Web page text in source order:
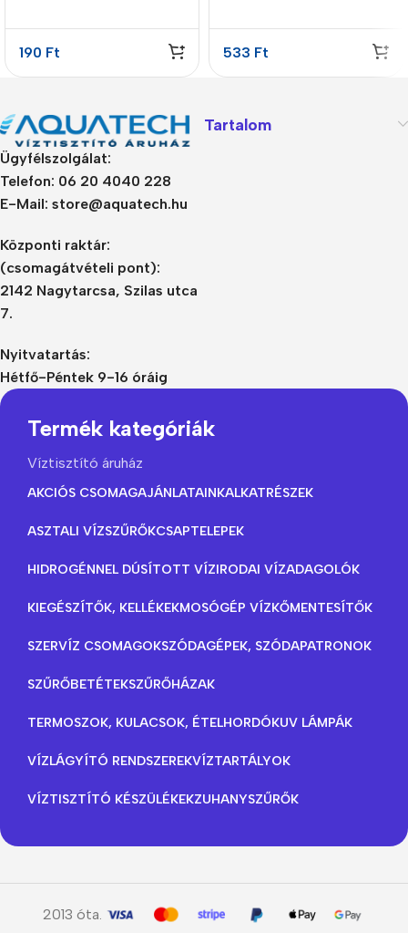
190 Ft 533 Ft
Ügyfélszolgálat:
Telefon: 06 20 4040 228
E-Mail: store@aquatech.hu
Központi raktár:
(csomagátvételi pont):
2142 Nagytarcsa, Szilas utca
7.
Nyitvatartás:
Hétfő-Péntek 9-16 óráig
Tartalom
Termék kategóriák
Víztisztító áruház
AKCIÓS CSOMAGAJÁNLATAINKALKATRÉSZEK
ASZTALI VÍZSZŰRŐKCSAPTELEPEK
HIDROGÉNNEL DÚSÍTOTT VÍZIRODAI VÍZADAGOLÓK
KIEGÉSZÍTŐK, KELLÉKEKMOSÓGÉP VÍZKŐMENTESÍTŐK
SZERVÍZ CSOMAGOKSZÓDAGÉPEK, SZÓDAPATRONOK
SZŰRŐBETÉTEKSZŰRŐHÁZAK
TERMOSZOK, KULACSOK, ÉTELHORDÓKUV LÁMPÁK
VÍZLÁGYÍTÓ RENDSZEREKVÍZTARTÁLYOK
VÍZTISZTÍTÓ KÉSZÜLÉKEKZUHANYSZŰRŐK
2013 óta.